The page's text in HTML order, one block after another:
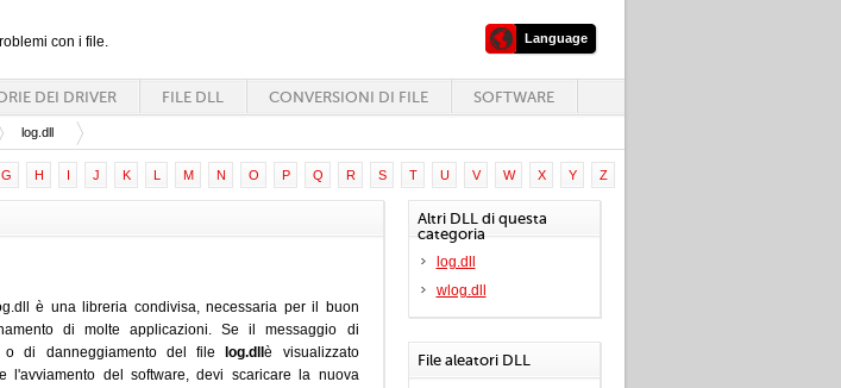
con i file. Language
DEI DRIVER FILE DLL CONVERSIONI DI FILE SOFTWARE
log.dll
G H I J K L M N O P Q R S T U V W X Y Z
è una libreria condivisa, necessaria per il buon
di molte applicazioni. Se il messaggio di
o di danneggiamento del file
log.dllè visualizzato
l'avviamento del software, devi scaricare la nuova
Altri DLL di questa
categoria
log.dll
wlog.dll
File aleatori DLL